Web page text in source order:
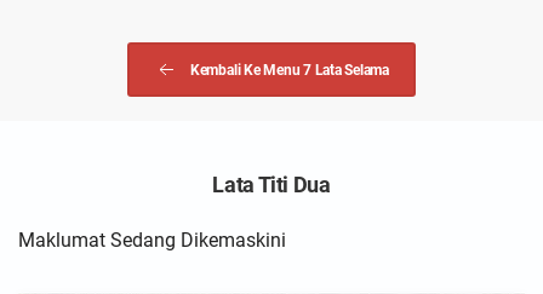
Kembali Ke Menu 7 Lata Selama
Lata Titi Dua
Maklumat Sedang Dikemaskini